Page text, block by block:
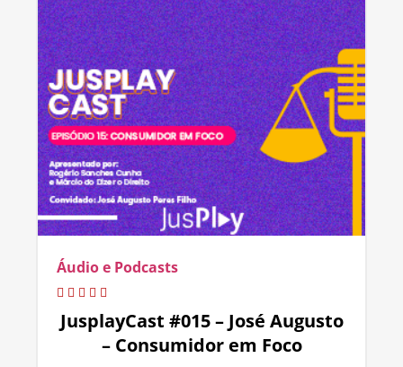
Áudio e Podcasts
JusplayCast #015 – José Augusto
– Consumidor em Foco